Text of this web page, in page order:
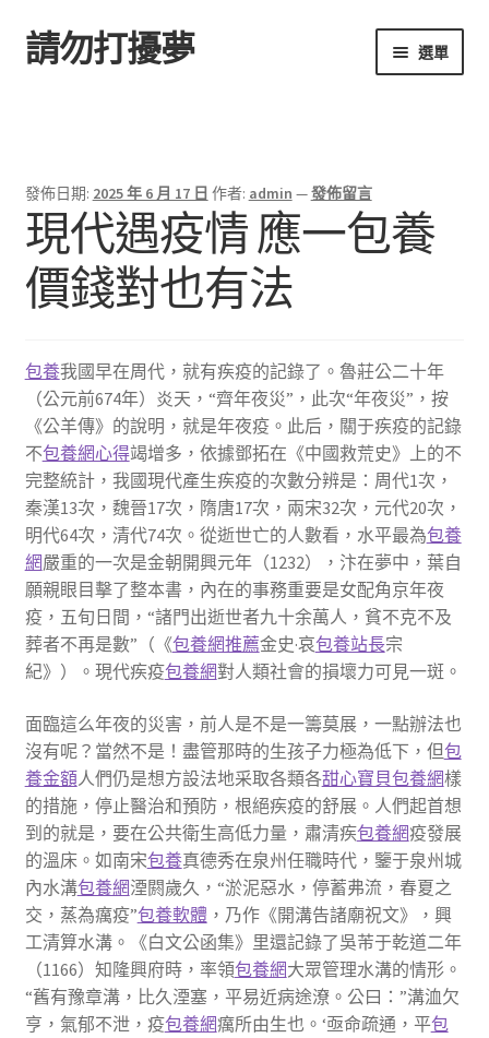
跳
至
跳
至
請勿打擾夢 選單
發佈日期: 2025 年 6 月 17 日 作者: admin —發佈留言
現代遇疫情 應一包養
價錢對也有法
包養我國早在周代，就有疾疫的記錄了。魯莊公二十年
（公元前674年）炎天，“齊年夜災”，此次“年夜災”，按
《公羊傳》的說明，就是年夜疫。此后，關于疾疫的記錄
不包養網心得竭增多，依據鄧拓在《中國救荒史》上的不
完整統計，我國現代產生疾疫的次數分辨是：周代1次，
秦漢13次，魏晉17次，隋唐17次，兩宋32次，元代20次，
明代64次，清代74次。從逝世亡的人數看，水平最為包養
網嚴重的一次是金朝開興元年（1232），汴在夢中，葉自
願親眼目擊了整本書，內在的事務重要是女配角京年夜
疫，五旬日間，“諸門出逝世者九十余萬人，貧不克不及
葬者不再是數”（《包養網推薦金史·哀包養站長宗
紀》）。現代疾疫包養網對人類社會的損壞力可見一斑。
面臨這么年夜的災害，前人是不是一籌莫展，一點辦法也
沒有呢？當然不是！盡管那時的生孩子力極為低下，但包
養金額人們仍是想方設法地采取各類各甜心寶貝包養網樣
的措施，停止醫治和預防，根絕疾疫的舒展。人們起首想
到的就是，要在公共衛生高低力量，肅清疾包養網疫發展
的溫床。如南宋包養真德秀在泉州任職時代，鑒于泉州城
內水溝包養網湮閼歲久，“淤泥惡水，停蓄弗流，春夏之
交，蒸為癘疫”包養軟體 ，乃作《開溝告諸廟祝文》，興
工清算水溝。《白文公函集》里還記錄了吳芾于乾道二年
（1166）知隆興府時，率領包養網大眾管理水溝的情形。
“舊有豫章溝，比久湮塞，平易近病途潦。公曰：”溝洫欠
亨，氣郁不泄，疫包養網癘所由生也。‘亟命疏通，平包